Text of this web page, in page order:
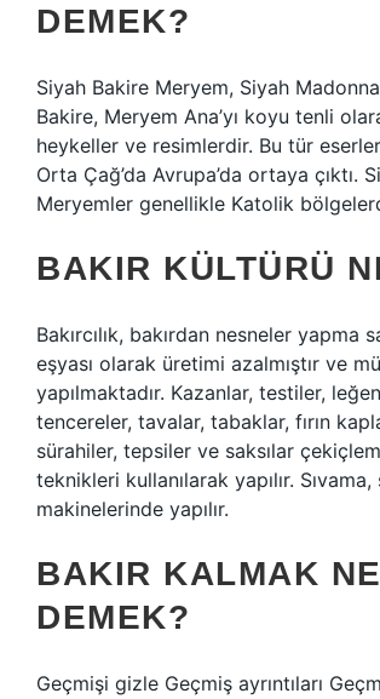
DEMEK?
Siyah Bakire Meryem, Siyah
Bakire, Meryem Ana’yı koyu tenli
heykeller ve resimlerdir. Bu tür
Orta Çağ’da Avrupa’da ortaya çıktı.
Meryemler genellikle Katolik
BAKIR KÜLTÜRÜ
Bakırcılık, bakırdan nesneler yapma
eşyası olarak üretimi azalmıştır ve
yapılmaktadır. Kazanlar, testiler,
tencereler, tavalar, tabaklar, fırın
sürahiler, tepsiler ve saksılar
teknikleri kullanılarak yapılır. Sıvama,
makinelerinde yapılır.
BAKIR KALMAK NE
DEMEK?
Geçmişi gizle Geçmiş ayrıntıları